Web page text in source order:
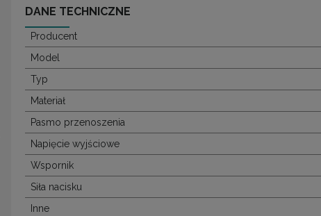
DANE TECHNICZNE
Producent
Model
Typ
Materiał
Pasmo przenoszenia
Napięcie wyjściowe
Wspornik
Siła nacisku
Inne